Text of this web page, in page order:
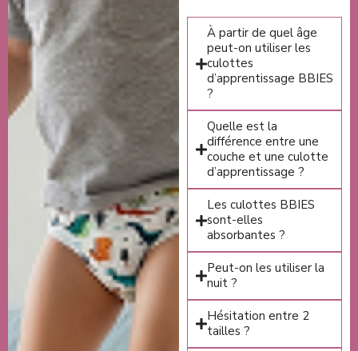
À partir de quel âge
peut-on utiliser les
culottes
d’apprentissage BBIES
?
Quelle est la
différence entre une
couche et une culotte
d’apprentissage ?
Les culottes BBIES
sont-elles
absorbantes ?
Peut-on les utiliser la
nuit ?
Hésitation entre 2
tailles ?